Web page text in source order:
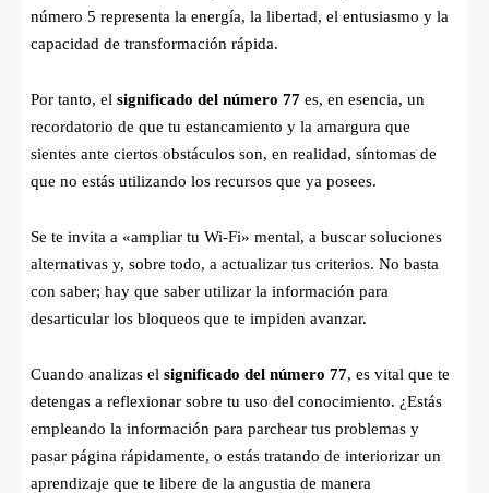
número 5 representa la energía, la libertad, el entusiasmo y la
capacidad de transformación rápida.
Por tanto, el significado del número 77 es, en esencia, un
recordatorio de que tu estancamiento y la amargura que
sientes ante ciertos obstáculos son, en realidad, síntomas de
que no estás utilizando los recursos que ya posees.
Se te invita a «ampliar tu Wi-Fi» mental, a buscar soluciones
alternativas y, sobre todo, a actualizar tus criterios. No basta
con saber; hay que saber utilizar la información para
desarticular los bloqueos que te impiden avanzar.
Cuando analizas el significado del número 77, es vital que te
detengas a reflexionar sobre tu uso del conocimiento. ¿Estás
empleando la información para parchear tus problemas y
pasar página rápidamente, o estás tratando de interiorizar un
aprendizaje que te libere de la angustia de manera